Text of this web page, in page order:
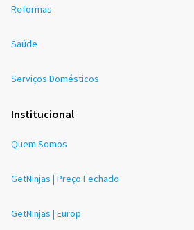
Reformas
Saúde
Serviços Domésticos
Institucional
Quem Somos
GetNinjas | Preço Fechado
GetNinjas | Europ